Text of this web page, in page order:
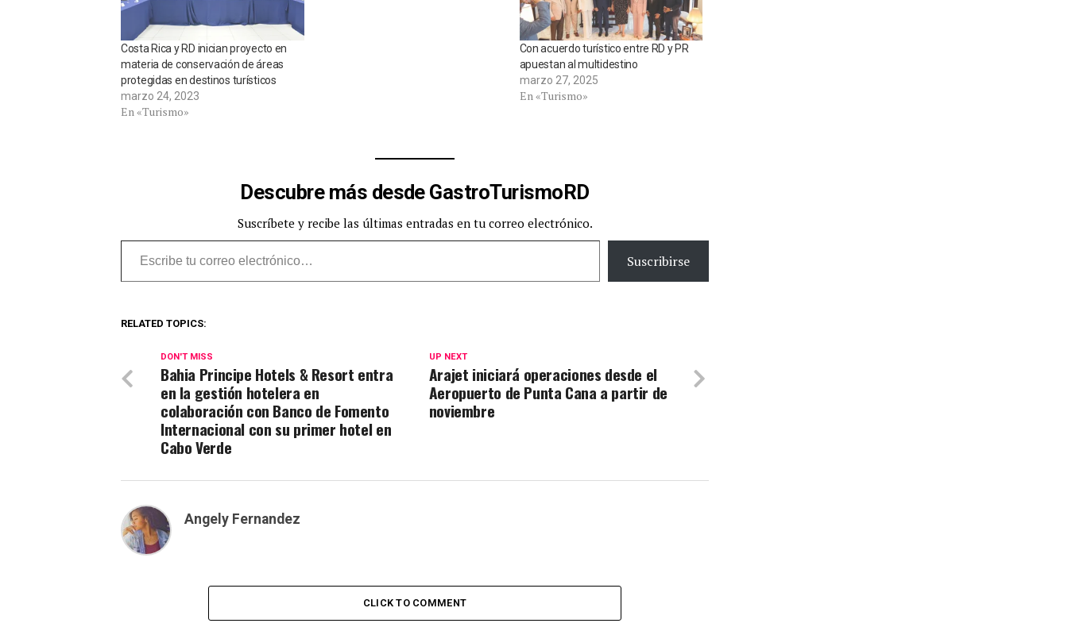
Costa Rica y RD inician proyecto en
materia de conservación de áreas
protegidas en destinos turísticos
marzo 24, 2023
En «Turismo»
Con acuerdo turístico ​entre RD y PR
apuestan al multidestino
marzo 27, 2025
En «Turismo»
Descubre más desde GastroTurismoRD
Suscríbete y recibe las últimas entradas en tu correo electrónico.
Escribe tu correo electrónico…
Suscribirse
RELATED TOPICS:
UP NEXT
Arajet iniciará operaciones desde el
Aeropuerto de Punta Cana a partir de
noviembre
DON'T MISS
Bahia Principe Hotels & Resort entra
en la gestión hotelera en
colaboración con Banco de Fomento
Internacional con su primer hotel en
Cabo Verde
Angely Fernandez
CLICK TO COMMENT